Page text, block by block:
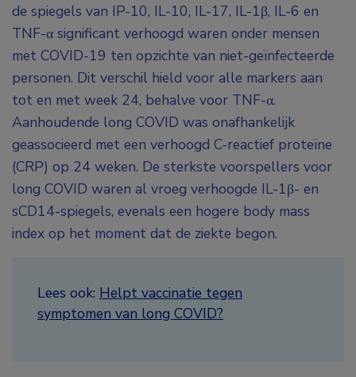
de spiegels van IP-10, IL-10, IL-17, IL-1β, IL-6 en
TNF-α significant verhoogd waren onder mensen
met COVID-19 ten opzichte van niet-geïnfecteerde
personen. Dit verschil hield voor alle markers aan
tot en met week 24, behalve voor TNF-α.
Aanhoudende long COVID was onafhankelijk
geassocieerd met een verhoogd C-reactief proteïne
(CRP) op 24 weken. De sterkste voorspellers voor
long COVID waren al vroeg verhoogde IL-1β- en
sCD14-spiegels, evenals een hogere body mass
index op het moment dat de ziekte begon.
Lees ook: Helpt vaccinatie tegen
symptomen van long COVID?